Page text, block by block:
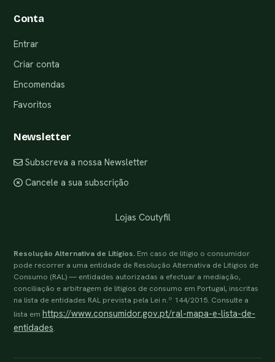
Conta
Entrar
Criar conta
Encomendas
Favoritos
Newsletter
Subscreva a nossa Newsletter
Cancele a sua subscrição
Lojas Coutyfil
Resolução Alternativa de Litígios. Em caso de litígio o consumidor
pode recorrer a uma entidade de Resolução Alternativa de Litígios de
Consumo (RAL) — entidades autorizadas a efectuar a mediação,
conciliação e arbitragem de litígios de consumo em Portugal, inscritas
na lista de entidades RAL prevista pela Lei n.º 144/2015. Consulte a
lista em https://www.consumidor.gov.pt/ral-mapa-e-lista-de-
entidades.